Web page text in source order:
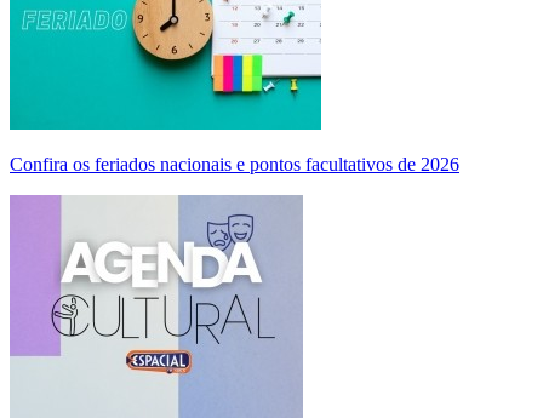
Confira os feriados nacionais e pontos facultativos de 2026